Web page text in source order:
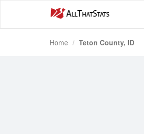
Home Teton County, ID